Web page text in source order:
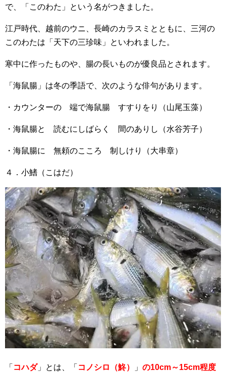
で、「このわた」という名がつきました。
江戸時代、越前のウニ、長崎のカラスミとともに、三河の
このわたは「天下の三珍味」といわれました。
寒中に作ったものや、腸の長いものが優良品とされます。
「海鼠腸」は冬の季語で、次のような俳句があります。
・カウンターの 端で海鼠腸 すすりをり（山尾玉藻）
・海鼠腸と 読むにしばらく 間のありし（水谷芳子）
・海鼠腸に 無頼のこころ 制しけり（大串章）
４．小鰭（こはだ）
「 コハダ」とは、「 コノシロ（鮗） 」 の10cm～15cm程度